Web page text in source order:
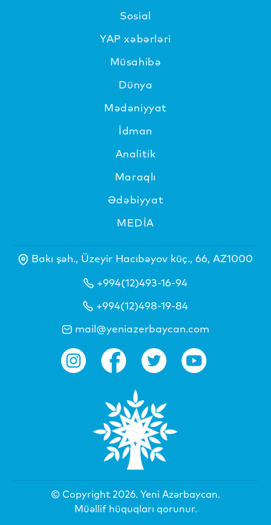
Sosial
YAP xəbərləri
Müsahibə
Dünya
Mədəniyyat
İdman
Analitik
Maraqlı
Ədəbiyyat
MEDİA
Bakı şəh., Üzeyir Hacıbəyov küç., 66, AZ1000
+994(12)493-16-94
+994(12)498-19-84
mail@yeniazerbaycan.com
© Copyright 2026. Yeni Azərbaycan.
Müəllif hüquqları qorunur.